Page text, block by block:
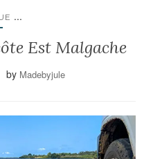
...
Est Malgache
by Madebyjule